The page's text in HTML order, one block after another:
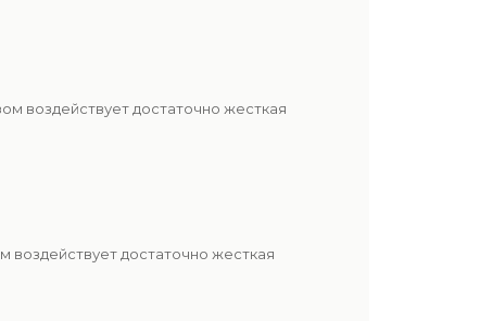
воздействует достаточно жесткая
воздействует достаточно жесткая